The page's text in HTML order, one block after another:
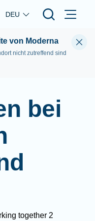
to main content
DEU
von Moderna
nicht zutreffend sind
bei